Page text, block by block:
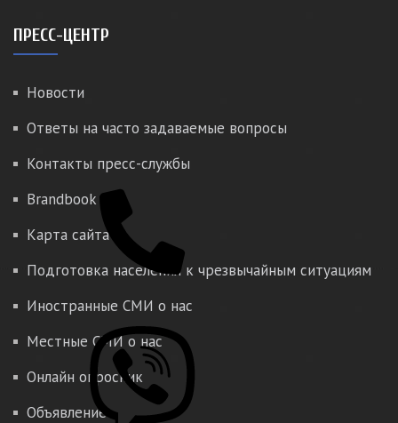
ПРЕСС-ЦЕНТР
Новости
Ответы на часто задаваемые вопросы
Контакты пресс-службы
Brandbook
Карта сайта
Подготовка населения к чрезвычайным ситуациям
Иностранные СМИ о нас
Местные СМИ о нас
Онлайн опросник
Объявление